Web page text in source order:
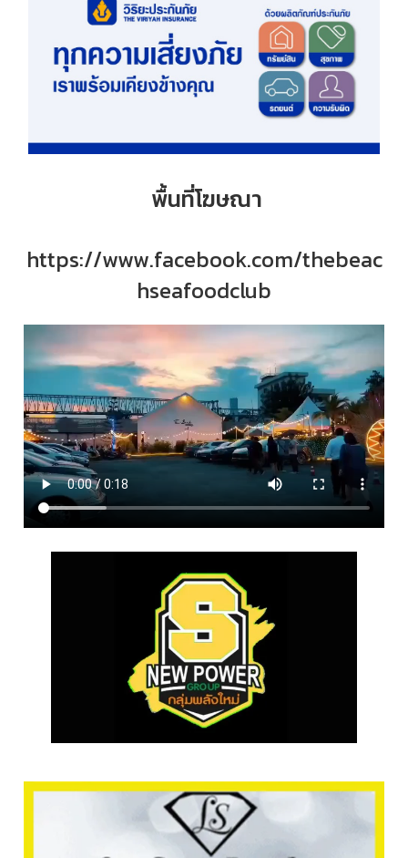
พื้นที่โฆษณา
https://www.facebook.com/thebeac
hseafoodclub